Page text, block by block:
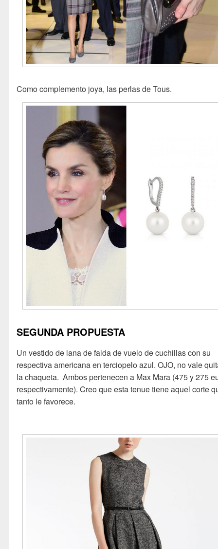
Como complemento joya, las perlas de Tous.
SEGUNDA PROPUESTA
Un vestido de lana de falda de vuelo de cuchillas con su
respectiva americana en terciopelo azul. OJO, no vale
la chaqueta. Ambos pertenecen a Max Mara (475 y 275
respectivamente). Creo que esta tenue tiene aquel corte
tanto le favorece.